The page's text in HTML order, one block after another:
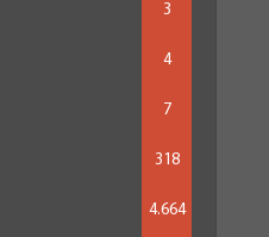
3
4
7
318
4.664